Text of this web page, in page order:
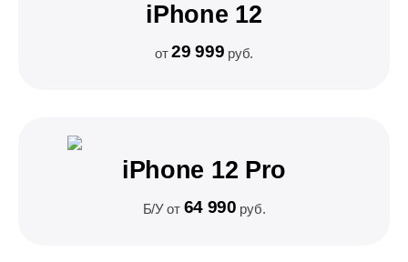
iPhone 12
от29 999 руб.
iPhone 12 Pro
Б/У от 64 990 руб.